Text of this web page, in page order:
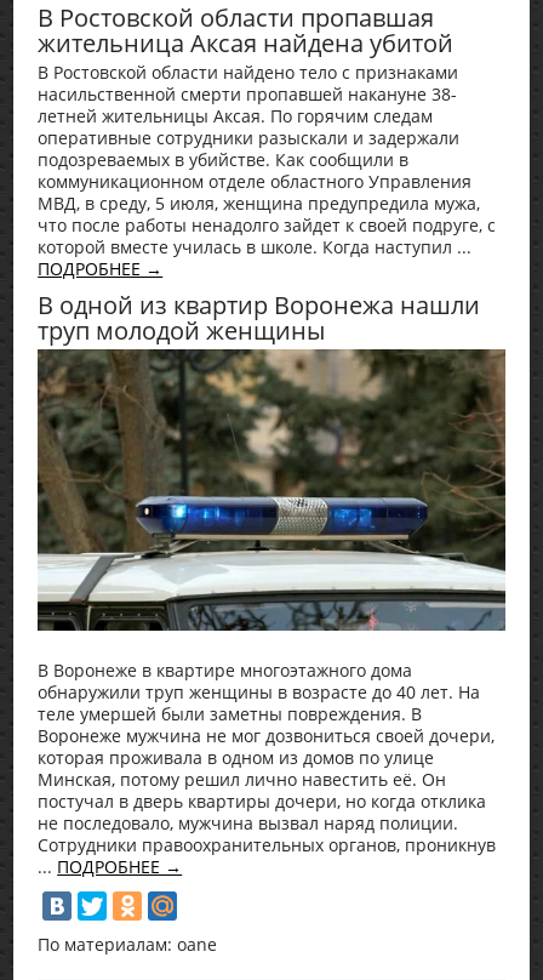
В Ростовской области пропавшая
жительница Аксая найдена убитой
В Ростовской области найдено тело с признаками
насильственной смерти пропавшей накануне 38-
летней жительницы Аксая. По горячим следам
оперативные сотрудники разыскали и задержали
подозреваемых в убийстве. Как сообщили в
коммуникационном отделе областного Управления
МВД, в среду, 5 июля, женщина предупредила мужа,
что после работы ненадолго зайдет к своей подруге, с
которой вместе училась в школе. Когда наступил ...
ПОДРОБНЕЕ →
В одной из квартир Воронежа нашли
труп молодой женщины
В Воронеже в квартире многоэтажного дома
обнаружили труп женщины в возрасте до 40 лет. На
теле умершей были заметны повреждения. В
Воронеже мужчина не мог дозвониться своей дочери,
которая проживала в одном из домов по улице
Минская, потому решил лично навестить её. Он
постучал в дверь квартиры дочери, но когда отклика
не последовало, мужчина вызвал наряд полиции.
Сотрудники правоохранительных органов, проникнув
... ПОДРОБНЕЕ →
По материалам: oane